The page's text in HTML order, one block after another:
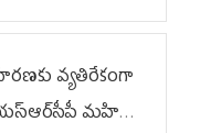
వ్యతిరేకంగా
మహిళా